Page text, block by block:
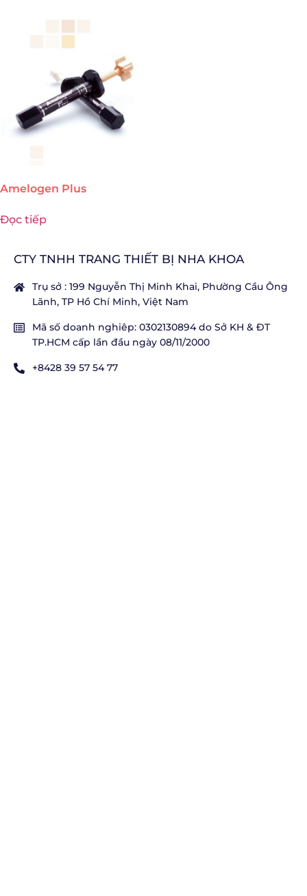
Amelogen Plus
Đọc tiếp
CTY TNHH TRANG THIẾT BỊ NHA KHOA
Trụ sở : 199 Nguyễn Thị Minh Khai, Phường Cầu Ông
Lãnh, TP Hồ Chí Minh, Việt Nam
Mã số doanh nghiêp: 0302130894 do Sở KH & ĐT
TP.HCM cấp lần đầu ngày 08/11/2000
+8428 39 57 54 77